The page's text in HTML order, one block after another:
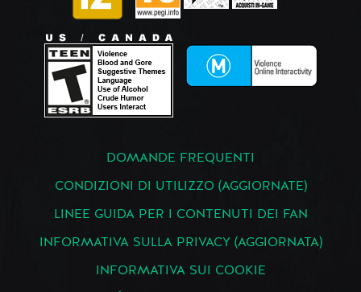
DOMANDE FREQUENTI
CONDIZIONI DI UTILIZZO (AGGIORNATE)
LINEE GUIDA PER I CONTENUTI DEI FAN
INFORMATIVA SULLA PRIVACY (AGGIORNATA)
INFORMATIVA SUI COOKIE